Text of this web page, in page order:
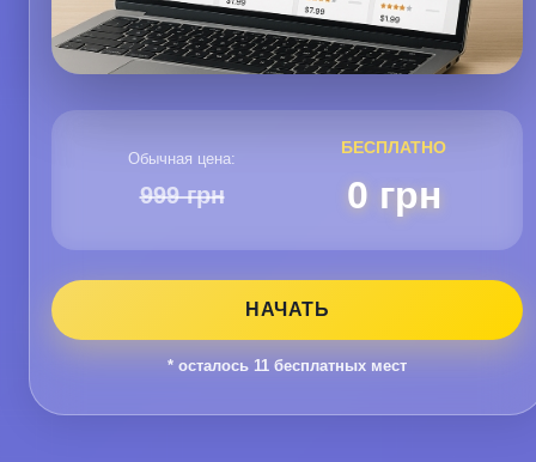
Обычная цена:
999 грн
БЕСПЛАТНО
0 грн
НАЧАТЬ
* осталось 11 бесплатных мест